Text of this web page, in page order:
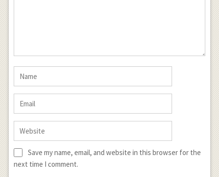
Save my name, email, and website in this browser for the
next time I comment.